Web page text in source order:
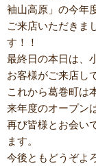
袖山高原」の今年
ご来店いただきま
す！！
最終日の本日は、
お客様がご来店し
これから葛巻町は
来年度のオープン
再び皆様とお会い
ます。
今後ともどうぞよ